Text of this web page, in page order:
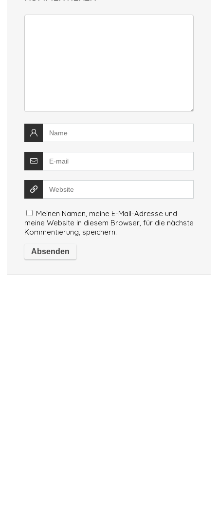
Meinen Namen, meine E-Mail-Adresse und
meine Website in diesem Browser, für die nächste
Kommentierung, speichern.